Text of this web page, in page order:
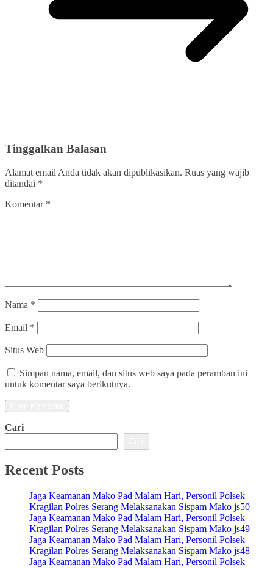
Tinggalkan Balasan
Alamat email Anda tidak akan dipublikasikan. Ruas yang wajib
ditandai *
Komentar *
Nama *
Email *
Situs Web
Simpan nama, email, dan situs web saya pada peramban ini
untuk komentar saya berikutnya.
Cari
Recent Posts
Jaga Keamanan Mako Pad Malam Hari, Personil Polsek
Kragilan Polres Serang Melaksanakan Sispam Mako js50
Jaga Keamanan Mako Pad Malam Hari, Personil Polsek
Kragilan Polres Serang Melaksanakan Sispam Mako js49
Jaga Keamanan Mako Pad Malam Hari, Personil Polsek
Kragilan Polres Serang Melaksanakan Sispam Mako js48
Jaga Keamanan Mako Pad Malam Hari, Personil Polsek